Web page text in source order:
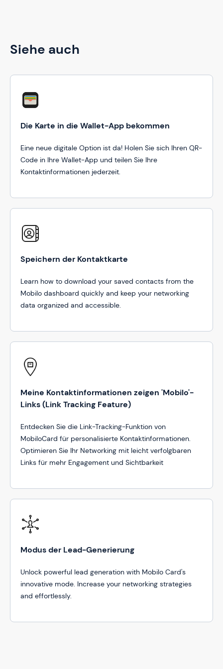
Siehe auch
Die Karte in die Wallet-App bekommen
Eine neue digitale Option ist da! Holen Sie sich Ihren QR-
Code in Ihre Wallet-App und teilen Sie Ihre
Kontaktinformationen jederzeit.
Speichern der Kontaktkarte
Learn how to download your saved contacts from the
Mobilo dashboard quickly and keep your networking
data organized and accessible.
Meine Kontaktinformationen zeigen 'Mobilo'-
Links (Link Tracking Feature)
Entdecken Sie die Link-Tracking-Funktion von
MobiloCard für personalisierte Kontaktinformationen.
Optimieren Sie Ihr Networking mit leicht verfolgbaren
Links für mehr Engagement und Sichtbarkeit
Modus der Lead-Generierung
Unlock powerful lead generation with Mobilo Card's
innovative mode. Increase your networking strategies
and effortlessly.